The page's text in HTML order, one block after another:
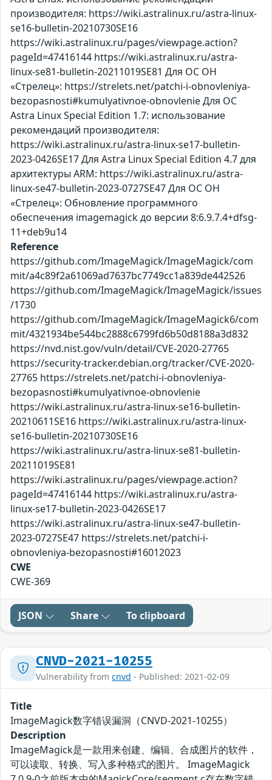
производителя: https://wiki.astralinux.ru/astra-linux-
se16-bulletin-20210730SE16
https://wiki.astralinux.ru/pages/viewpage.action?
pageId=47416144 https://wiki.astralinux.ru/astra-
linux-se81-bulletin-20211019SE81 Для ОС ОН
«Стрелец»: https://strelets.net/patchi-i-obnovleniya-
bezopasnosti#kumulyativnoe-obnovlenie Для ОС
Astra Linux Special Edition 1.7: использование
рекомендаций производителя:
https://wiki.astralinux.ru/astra-linux-se17-bulletin-
2023-0426SE17 Для Astra Linux Special Edition 4.7 для
архитектуры ARM: https://wiki.astralinux.ru/astra-
linux-se47-bulletin-2023-0727SE47 Для ОС ОН
«Стрелец»: Обновление программного
обеспечения imagemagick до версии 8:6.9.7.4+dfsg-
11+deb9u14
Reference
https://github.com/ImageMagick/ImageMagick/com
mit/a4c89f2a61069ad7637bc7749cc1a839de442526
https://github.com/ImageMagick/ImageMagick/issues
/1730
https://github.com/ImageMagick/ImageMagick6/com
mit/4321934be544bc2888c6799fd6b50d8188a3d832
https://nvd.nist.gov/vuln/detail/CVE-2020-27765
https://security-tracker.debian.org/tracker/CVE-2020-
27765 https://strelets.net/patchi-i-obnovleniya-
bezopasnosti#kumulyativnoe-obnovlenie
https://wiki.astralinux.ru/astra-linux-se16-bulletin-
20210611SE16 https://wiki.astralinux.ru/astra-linux-
se16-bulletin-20210730SE16
https://wiki.astralinux.ru/astra-linux-se81-bulletin-
20211019SE81
https://wiki.astralinux.ru/pages/viewpage.action?
pageId=47416144 https://wiki.astralinux.ru/astra-
linux-se17-bulletin-2023-0426SE17
https://wiki.astralinux.ru/astra-linux-se47-bulletin-
2023-0727SE47 https://strelets.net/patchi-i-
obnovleniya-bezopasnosti#16012023
CWE
CWE-369
JSON Share To clipboard
CNVD-2021-10255
Vulnerability from cnvd - Published: 2021-02-09
Title
ImageMagick数字错误漏洞（CNVD-2021-10255）
Description
ImageMagick是一款用来创建、编辑、合成图片的软件，
可以读取、转换、写入多种格式的图片。 ImageMagick